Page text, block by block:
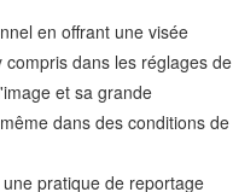
en offrant une visée
dans les réglages de
et sa grande
dans des conditions de
pratique de reportage